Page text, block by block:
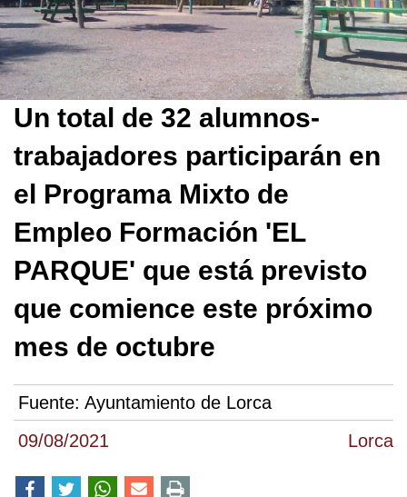
09/08/2021 Lorca
Un total de 32 alumnos-
trabajadores participarán en
el Programa Mixto de
Empleo Formación 'EL
PARQUE' que está previsto
que comience este próximo
mes de octubre
Fuente: Ayuntamiento de Lorca